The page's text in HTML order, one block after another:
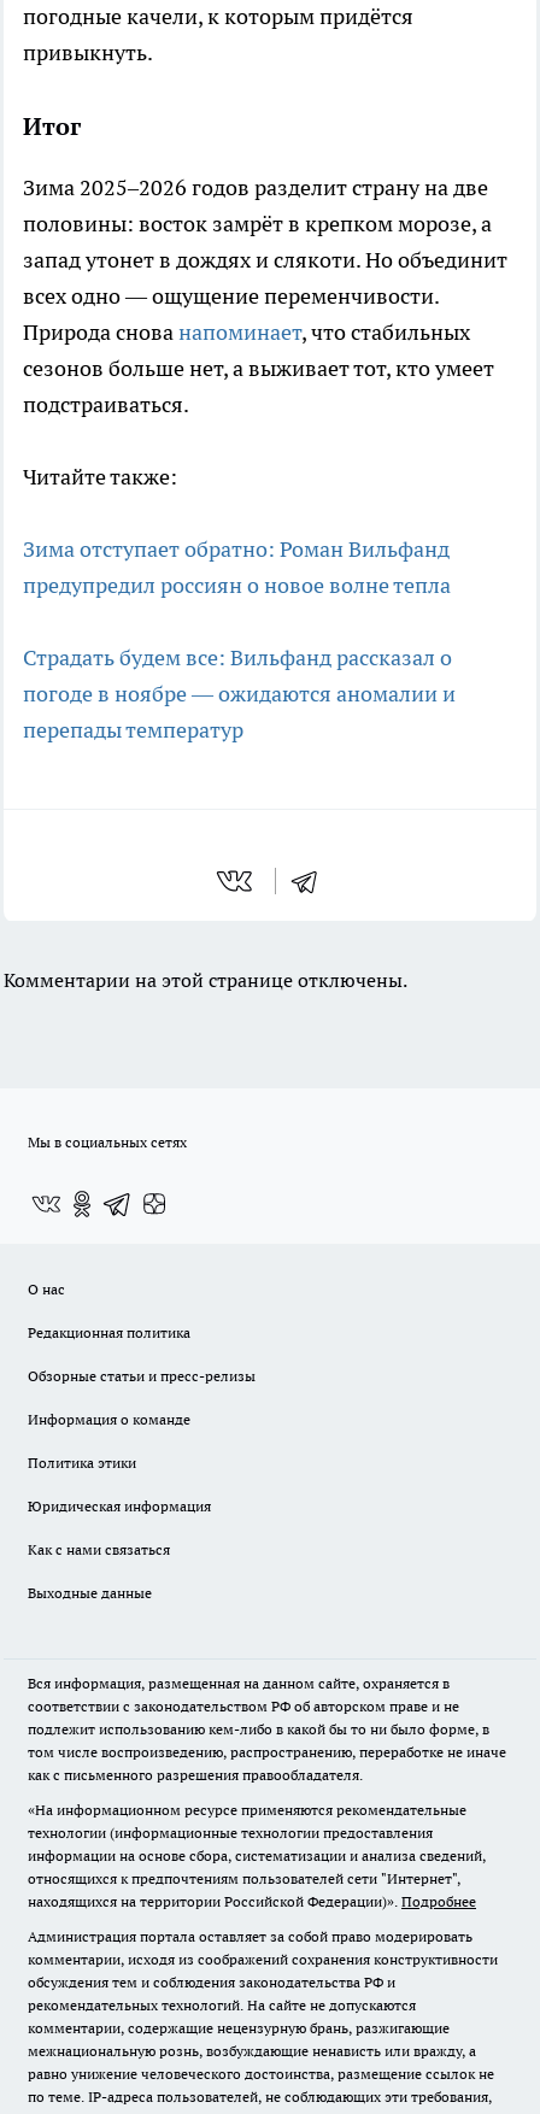
погодные качели, к которым придётся
привыкнуть.
Итог
Зима 2025–2026 годов разделит страну на две
половины: восток замрёт в крепком морозе, а
запад утонет в дождях и слякоти. Но объединит
всех одно — ощущение переменчивости.
Природа снованапоминает, что стабильных
сезонов больше нет, а выживает тот, кто умеет
подстраиваться.
Читайте также:
Зима отступает обратно: Роман Вильфанд
предупредил россиян о новое волне тепла
Страдать будем все: Вильфанд рассказал о
погоде в ноябре — ожидаются аномалии и
перепады температур
Комментарии на этой странице отключены.
Мы в социальных сетях
О нас
Редакционная политика
Обзорные статьи и пресс-релизы
Информация о команде
Политика этики
Юридическая информация
Как с нами связаться
Выходные данные
Вся информация, размещенная на данном сайте, охраняется в
соответствии с законодательством РФ об авторском праве и не
подлежит использованию кем-либо в какой бы то ни было форме, в
том числе воспроизведению, распространению, переработке не иначе
как с письменного разрешения правообладателя.
«На информационном ресурсе применяются рекомендательные
технологии (информационные технологии предоставления
информации на основе сбора, систематизации и анализа сведений,
относящихся к предпочтениям пользователей сети "Интернет",
находящихся на территории Российской Федерации)». Подробнее
Администрация портала оставляет за собой право модерировать
комментарии, исходя из соображений сохранения конструктивности
обсуждения тем и соблюдения законодательства РФ и
рекомендательных технологий. На сайте не допускаются
комментарии, содержащие нецензурную брань, разжигающие
межнациональную рознь, возбуждающие ненависть или вражду, а
равно унижение человеческого достоинства, размещение ссылок не
по теме. IP-адреса пользователей, не соблюдающих эти требования,